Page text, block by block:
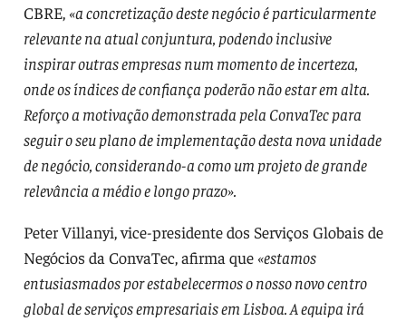
CBRE, «a concretização deste negócio é particularmente
relevante na atual conjuntura, podendo inclusive
inspirar outras empresas num momento de incerteza,
onde os índices de confiança poderão não estar em alta.
Reforço a motivação demonstrada pela ConvaTec para
seguir o seu plano de implementação desta nova unidade
de negócio, considerando-a como um projeto de grande
relevância a médio e longo prazo».
Peter Villanyi, vice-presidente dos Serviços Globais de
Negócios da ConvaTec, afirma que «estamos
entusiasmados por estabelecermos o nosso novo centro
global de serviços empresariais em Lisboa. A equipa irá